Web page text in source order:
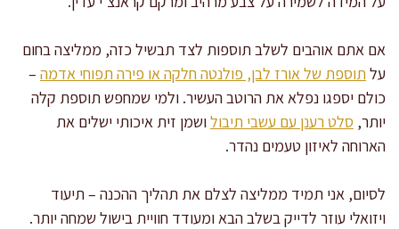
אם אתם אוהבים לשלב תוספות לצד תבשיל כזה, ממליצה בחום
על תוספת של אורז לבן, פולנטה חלקה או פירה תפוחי אדמה –
כולם יספגו נפלא את הרוטב העשיר. ולמי שמחפש תוספת קלה
יותר, סלט רענן עם עשבי תיבולושמן זית איכותי ישלים את
הארוחה לאיזון טעמים נהדר.
לסיום, אני תמיד ממליצה לצלם את תהליך ההכנה – תיעוד
ויזואלי עוזר לדייק בשלב הבא ומעודד חוויית בישול שמחה יותר.